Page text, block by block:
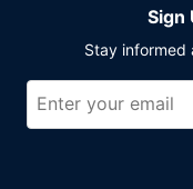
Sign
Stay informed